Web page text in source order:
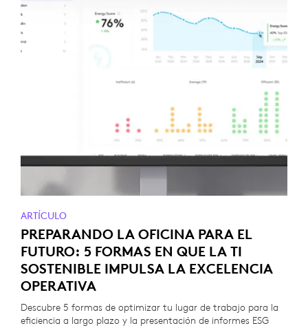
ARTÍCULO
PREPARANDO LA OFICINA PARA EL
FUTURO: 5 FORMAS EN QUE LA TI
SOSTENIBLE IMPULSA LA EXCELENCIA
OPERATIVA
Descubre 5 formas de optimizar tu lugar de trabajo para la
eficiencia a largo plazo y la presentación de informes ESG